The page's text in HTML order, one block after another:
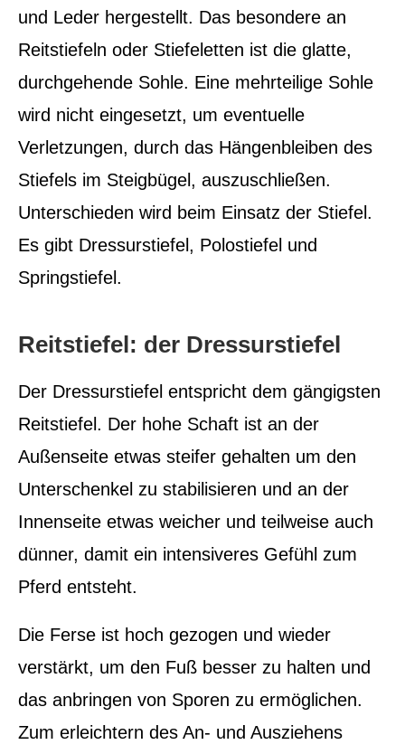
und Leder hergestellt. Das besondere an
Reitstiefeln oder Stiefeletten ist die glatte,
durchgehende Sohle. Eine mehrteilige Sohle
wird nicht eingesetzt, um eventuelle
Verletzungen, durch das Hängenbleiben des
Stiefels im Steigbügel, auszuschließen.
Unterschieden wird beim Einsatz der Stiefel.
Es gibt Dressurstiefel, Polostiefel und
Springstiefel.
Reitstiefel: der Dressurstiefel
Der Dressurstiefel entspricht dem gängigsten
Reitstiefel. Der hohe Schaft ist an der
Außenseite etwas steifer gehalten um den
Unterschenkel zu stabilisieren und an der
Innenseite etwas weicher und teilweise auch
dünner, damit ein intensiveres Gefühl zum
Pferd entsteht.
Die Ferse ist hoch gezogen und wieder
verstärkt, um den Fuß besser zu halten und
das anbringen von Sporen zu ermöglichen.
Zum erleichtern des An- und Ausziehens